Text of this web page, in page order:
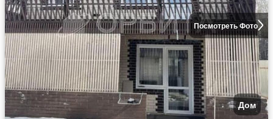
Посмотреть Фото
Дом